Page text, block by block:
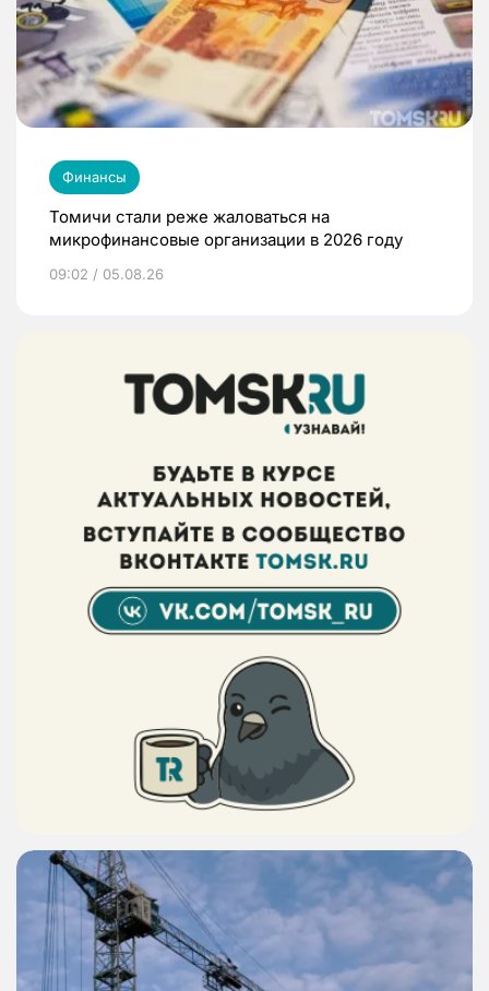
Финансы
Томичи стали реже жаловаться на
микрофинансовые организации в 2026 году
09:02 / 05.08.26